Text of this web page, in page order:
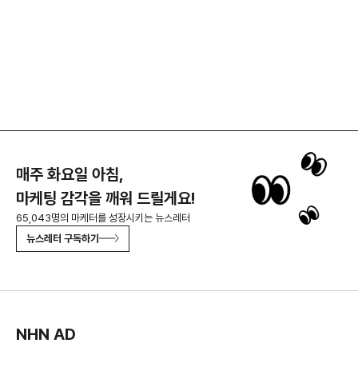
매주 화요일 아침,
마케팅 감각을 깨워 드릴게요!
65,043명의 마케터를 성장시키는 뉴스레터
뉴스레터 구독하기
NHN AD